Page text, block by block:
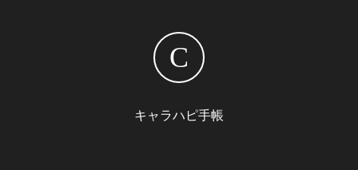
C
キャラハピ手帳